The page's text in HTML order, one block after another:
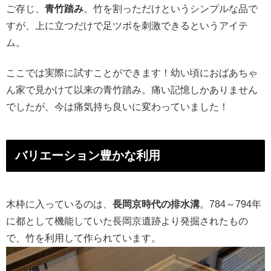
ご存じ、 青竹踏み。竹を割っただけというシンプルな品で
すが、上に立つだけで足ツボを刺激できるというアイテ
ム。
ここでは実際に試すことができます！幼い頃におばあちゃ
ん家で見かけて以来の青竹踏み。痛い記憶しかありません
でしたが、今は痛気持ち良いに変わっていました！
バリエーション豊かな利用
木枠に入っているのは、 長岡京時代の排水溝。784～794年
に都として機能していた長岡京遺跡より発掘されたもの
で、竹を利用して作られています。